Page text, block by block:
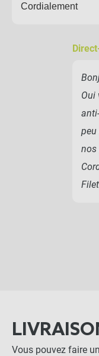
Cordialement
Oui
peu
nos
Filet
Vous pouvez faire